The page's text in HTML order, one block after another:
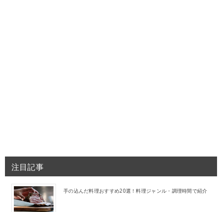
注目記事
手の込んだ料理おすすめ20選！料理ジャンル・調理時間で紹介